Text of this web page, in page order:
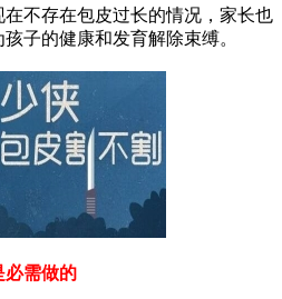
在不存在包皮过长的情况，家长也
子的健康和发育解除束缚。
需做的